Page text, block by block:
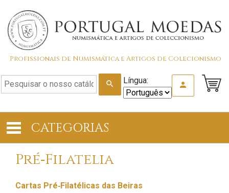
Profissionais de Numismática e Artigos de Colecionismo
search Língua: person
CATEGORIAS
Pré‑Filatelia
Cartas Pré‑Filatélicas das Beiras